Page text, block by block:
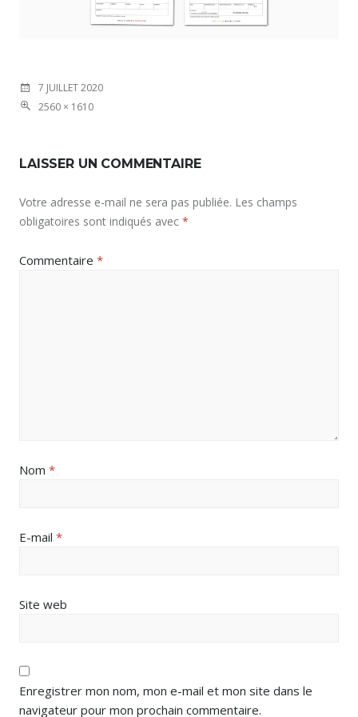
7 JUILLET 2020
2560 × 1610
LAISSER UN COMMENTAIRE
Votre adresse e-mail ne sera pas publiée. Les champs
obligatoires sont indiqués avec *
Commentaire *
Nom *
E-mail *
Site web
Enregistrer mon nom, mon e-mail et mon site dans le
navigateur pour mon prochain commentaire.